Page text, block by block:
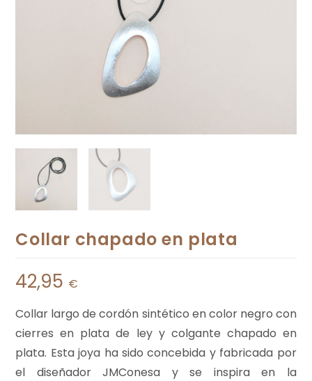
Collar chapado en plata
42,95 €
Collar largo de cordón sintético en color negro con
cierres en plata de ley y colgante chapado en
plata. Esta joya ha sido concebida y fabricada por
el diseñador JMConesa y se inspira en la